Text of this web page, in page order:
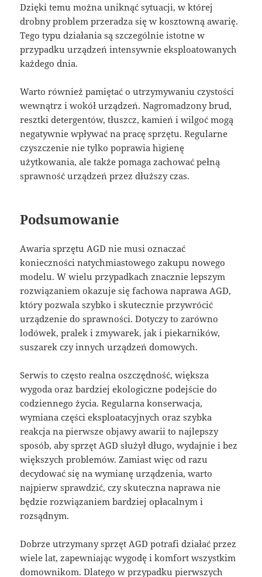
Dzięki temu można uniknąć sytuacji, w której
drobny problem przeradza się w kosztowną awarię.
Tego typu działania są szczególnie istotne w
przypadku urządzeń intensywnie eksploatowanych
każdego dnia.
Warto również pamiętać o utrzymywaniu czystości
wewnątrz i wokół urządzeń. Nagromadzony brud,
resztki detergentów, tłuszcz, kamień i wilgoć mogą
negatywnie wpływać na pracę sprzętu. Regularne
czyszczenie nie tylko poprawia higienę
użytkowania, ale także pomaga zachować pełną
sprawność urządzeń przez dłuższy czas.
Podsumowanie
Awaria sprzętu AGD nie musi oznaczać
konieczności natychmiastowego zakupu nowego
modelu. W wielu przypadkach znacznie lepszym
rozwiązaniem okazuje się fachowa naprawa AGD,
który pozwala szybko i skutecznie przywrócić
urządzenie do sprawności. Dotyczy to zarówno
lodówek, pralek i zmywarek, jak i piekarników,
suszarek czy innych urządzeń domowych.
Serwis to często realna oszczędność, większa
wygoda oraz bardziej ekologiczne podejście do
codziennego życia. Regularna konserwacja,
wymiana części eksploatacyjnych oraz szybka
reakcja na pierwsze objawy awarii to najlepszy
sposób, aby sprzęt AGD służył długo, wydajnie i bez
większych problemów. Zamiast więc od razu
decydować się na wymianę urządzenia, warto
najpierw sprawdzić, czy skuteczna naprawa nie
będzie rozwiązaniem bardziej opłacalnym i
rozsądnym.
Dobrze utrzymany sprzęt AGD potrafi działać przez
wiele lat, zapewniając wygodę i komfort wszystkim
domownikom. Dlatego w przypadku pierwszych